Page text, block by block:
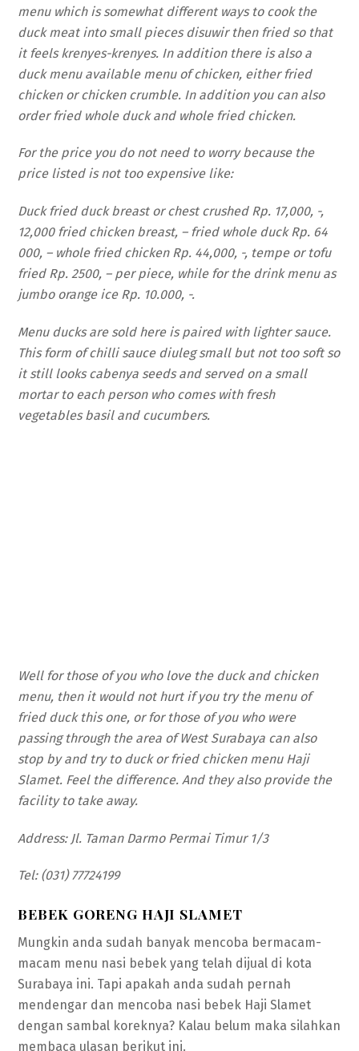
menu which is somewhat different ways to cook the
duck meat into small pieces disuwir then fried so that
it feels krenyes-krenyes. In addition there is also a
duck menu available menu of chicken, either fried
chicken or chicken crumble. In addition you can also
order fried whole duck and whole fried chicken.
For the price you do not need to worry because the
price listed is not too expensive like:
Duck fried duck breast or chest crushed Rp. 17,000, -,
12,000 fried chicken breast, – fried whole duck Rp. 64
000, – whole fried chicken Rp. 44,000, -, tempe or tofu
fried Rp. 2500, – per piece, while for the drink menu as
jumbo orange ice Rp. 10.000, -.
Menu ducks are sold here is paired with lighter sauce.
This form of chilli sauce diuleg small but not too soft so
it still looks cabenya seeds and served on a small
mortar to each person who comes with fresh
vegetables basil and cucumbers.
Well for those of you who love the duck and chicken
menu, then it would not hurt if you try the menu of
fried duck this one, or for those of you who were
passing through the area of ​​West Surabaya can also
stop by and try to duck or fried chicken menu Haji
Slamet. Feel the difference. And they also provide the
facility to take away.
Address: Jl. Taman Darmo Permai Timur 1/3
Tel: (031) 77724199
BEBEK GORENG HAJI SLAMET
Mungkin anda sudah banyak mencoba bermacam-
macam menu nasi bebek yang telah dijual di kota
Surabaya ini. Tapi apakah anda sudah pernah
mendengar dan mencoba nasi bebek Haji Slamet
dengan sambal koreknya? Kalau belum maka silahkan
membaca ulasan berikut ini.